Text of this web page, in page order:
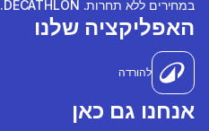
במחירים ללא תחרות. DECATHLON. עושים ספורט יחד!
האפליקציה שלנו
להורדה
אנחנו גם כאן